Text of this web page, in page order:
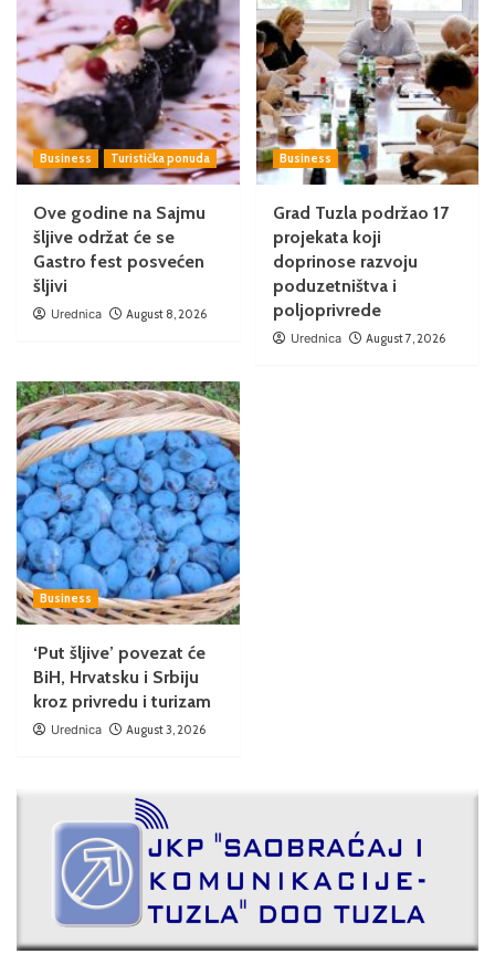
Business Turistička ponuda
Ove godine na Sajmu
šljive održat će se
Gastro fest posvećen
šljivi
Urednica August 8, 2026
Business
Grad Tuzla podržao 17
projekata koji
doprinose razvoju
poduzetništva i
poljoprivrede
Urednica August 7, 2026
Business
‘Put šljive’ povezat će
BiH, Hrvatsku i Srbiju
kroz privredu i turizam
Urednica August 3, 2026